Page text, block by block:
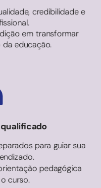
credibilidade e
em transformar
educação.
para guiar sua
pedagógica
curso.